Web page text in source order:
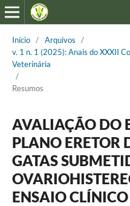
Início / Arquivos
/
v. 1 n. 1 (2025): Anais do XXXII
Veterinária
/
Resumos
AVALIAÇÃO DO
PLANO ERETOR
GATAS
ENSAIO